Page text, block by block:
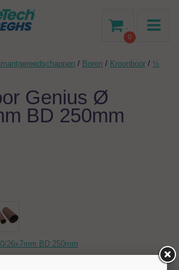
0
-
/ Boren / Kroonboor / ½
Genius Ø
BD 250mm
26x7mm BD 250mm